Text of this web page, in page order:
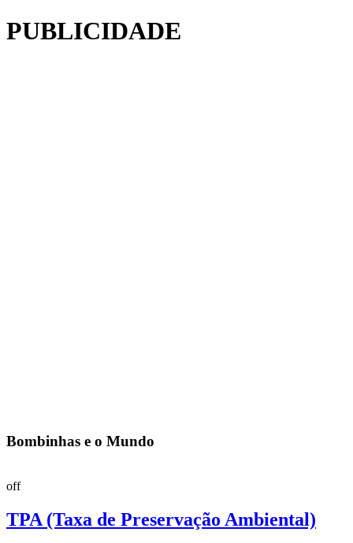
PUBLICIDADE
Bombinhas e o Mundo
off
TPA (Taxa de Preservação Ambiental)